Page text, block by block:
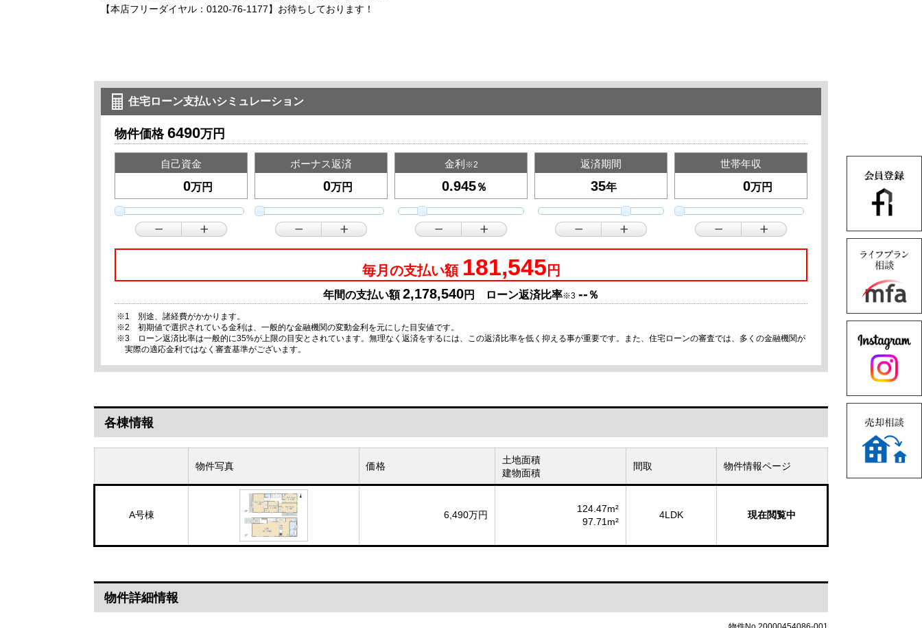
【本店フリーダイヤル：0120-76-1177】お待ちしております！
住宅ローン支払いシミュレーション
物件価格 6490万円
自己資金
万円
ボーナス返済
万円
金利 ※2
％
返済期間
年
世帯年収
万円
毎月の支払い額 181,545 円
年間の支払い額2,178,540円 ローン返済比率※3 -- ％
※1 別途、諸経費がかかります。
※2 初期値で選択されている金利は、一般的な金融機関の変動金利を元にした目安値です。
※3 ローン返済比率は一般的に35%が上限の目安とされています。無理なく返済をするには、この返済比率を低く抑える事が重要です。また、住宅ローンの審査では、多くの金融機関が
実際の適応金利ではなく審査基準がございます。
各棟情報
物件写真 価格
土地面積
建物面積
間取 物件情報ページ
A号棟 6,490万円
124.47m²
97.71m²
4LDK 現在閲覧中
物件詳細情報